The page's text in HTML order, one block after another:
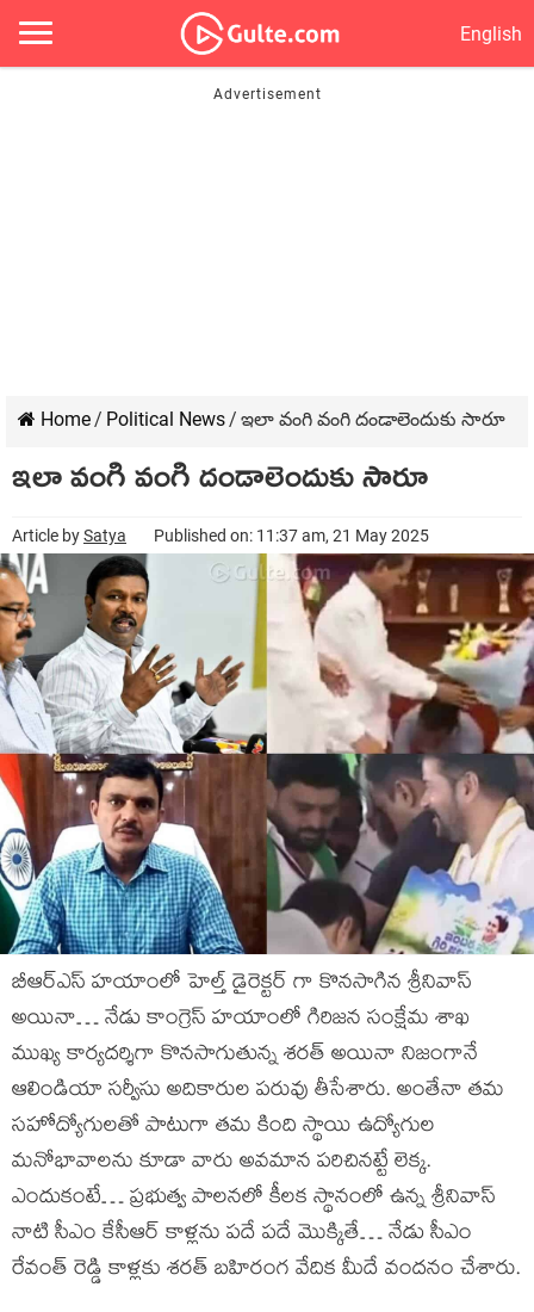
English
Home/ Political News/ ఇలా వంగి వంగి దండాలెందుకు సారూ
ఇలా వంగి వంగి దండాలెందుకు సారూ
Article bySatya Published on: 11:37 am, 21 May 2025
బీఆర్ఎస్ హయాంలో హెల్త్ డైరెక్టర్ గా కొనసాగిన శ్రీనివాస్
అయినా… నేడు కాంగ్రెస్ హయాంలో గిరిజన సంక్షేమ శాఖ
ముఖ్య కార్యదర్శిగా కొనసాగుతున్న శరత్ అయినా నిజంగానే
ఆలిండియా సర్వీసు అదికారుల పరువు తీసేశారు. అంతేనా తమ
సహోద్యోగులతో పాటుగా తమ కింది స్థాయి ఉద్యోగుల
మనోభావాలను కూడా వారు అవమాన పరిచినట్టే లెక్క.
ఎందుకంటే… ప్రభుత్వ పాలనలో కీలక స్థానంలో ఉన్న శ్రీనివాస్
నాటి సీఎం కేసీఆర్ కాళ్లను పదే పదే మొక్కితే… నేడు సీఎం
రేవంత్ రెడ్డి కాళ్లకు శరత్ బహిరంగ వేదిక మీదే వందనం చేశారు.